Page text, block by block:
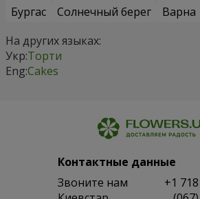
Бургас
Солнечный берег Варна
На других языках:
Укр:Торти
Eng:Cakes
Контактные данные
Звоните нам
+1